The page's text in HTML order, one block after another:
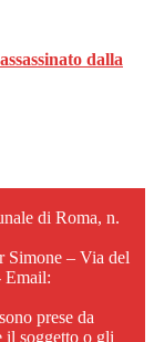
dalla
di Roma, n.
Simone – Via del
Email:
prese da
il soggetto o gli